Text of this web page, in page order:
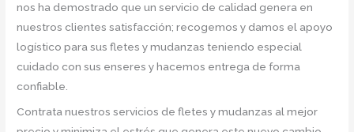
nos ha demostrado que un servicio de calidad genera en
nuestros clientes satisfacción; recogemos y damos el apoyo
logístico para sus fletes y mudanzas teniendo especial
cuidado con sus enseres y hacemos entrega de forma
confiable.
Contrata nuestros servicios de fletes y mudanzas al mejor